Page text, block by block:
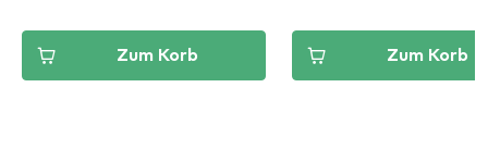
Zum Korb Zum Korb